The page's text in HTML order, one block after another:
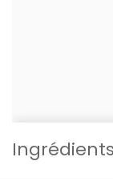
Ingrédients